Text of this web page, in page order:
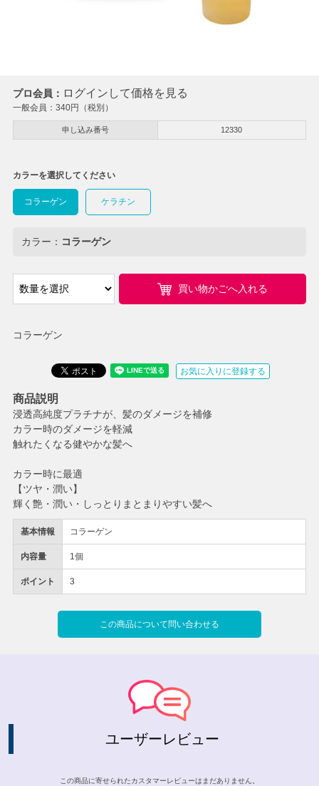
プロ会員： ログインして価格を見る
一般会員： 340円（税別）
申し込み番号 12330
コラーゲン
基本情報 コラーゲン
内容量 1個
ポイント 3
カラーを選択してください
コラーゲン ケラチン
カラー： コラーゲン
買い物かごへ入れる
お気に入りに登録する
この商品について問い合わせる
商品説明
浸透高純度プラチナが、髪のダメージを補修
カラー時のダメージを軽減
触れたくなる健やかな髪へ
カラー時に最適
【ツヤ・潤い】
輝く艶・潤い・しっとりまとまりやすい髪へ
ユーザーレビュー
この商品に寄せられたカスタマーレビューはまだありません。